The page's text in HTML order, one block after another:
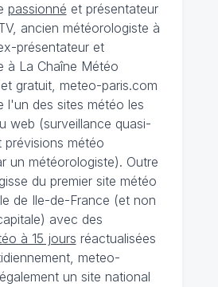
passionné et présentateur
ancien météorologiste à
présentateur et
à La Chaîne Météo
gratuit, meteo-paris.com
l'un des sites météo les
web (surveillance quasi-
prévisions météo
un météorologiste). Outre
du premier site météo
de Ile-de-France (et non
avec des
à 15 jours réactualisées
meteo-
un site national